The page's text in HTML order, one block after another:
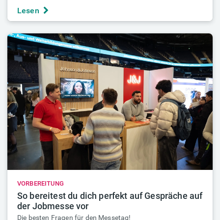
Lesen
VORBEREITUNG
So bereitest du dich perfekt auf Gespräche auf
der Jobmesse vor
Die besten Fragen für den Messetag!